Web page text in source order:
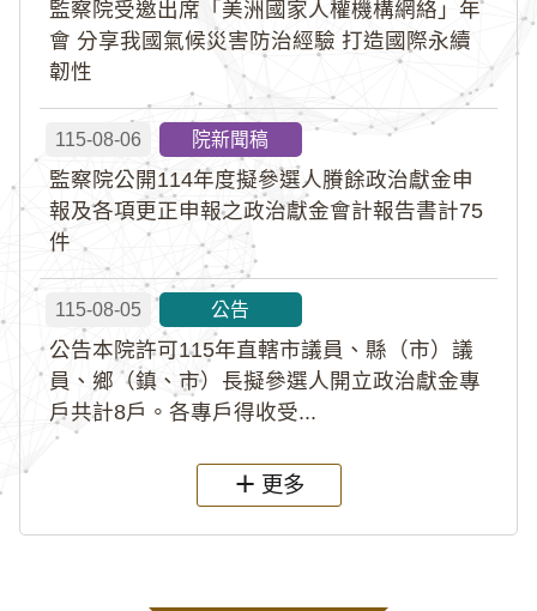
監察院受邀出席「美洲國家人權機構網絡」年
會 分享我國氣候災害防治經驗 打造國際永續
韌性
115-08-06 院新聞稿
監察院公開114年度擬參選人賸餘政治獻金申
報及各項更正申報之政治獻金會計報告書計75
件
115-08-05 公告
公告本院許可115年直轄市議員、縣（市）議
員、鄉（鎮、市）長擬參選人開立政治獻金專
戶共計8戶。各專戶得收受...
更多